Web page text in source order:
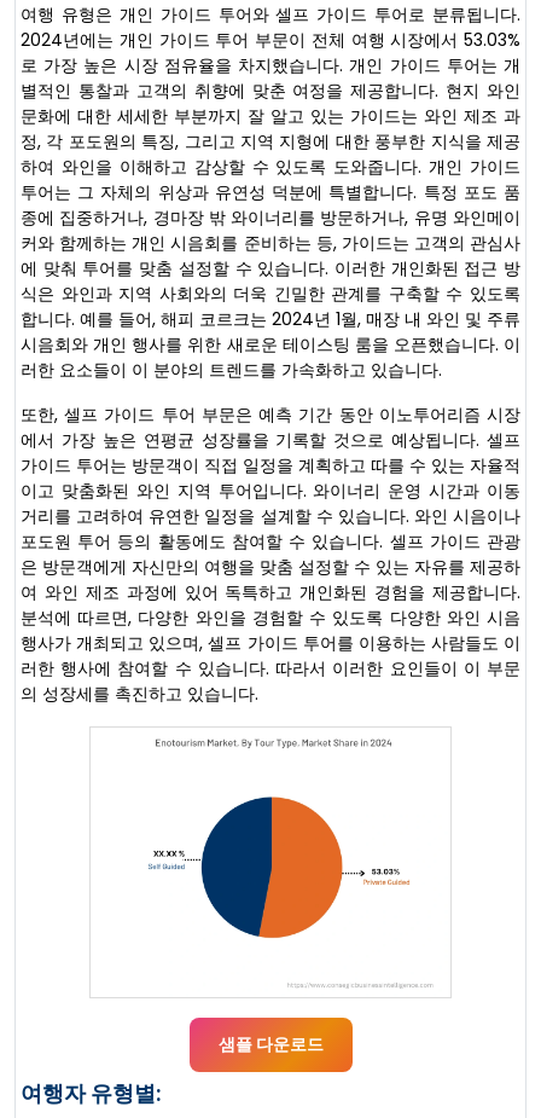
여행 유형은 개인 가이드 투어와 셀프 가이드 투어로 분류됩니다.
2024년에는 개인 가이드 투어 부문이 전체 여행 시장에서 53.03%
로 가장 높은 시장 점유율을 차지했습니다. 개인 가이드 투어는 개
별적인 통찰과 고객의 취향에 맞춘 여정을 제공합니다. 현지 와인
문화에 대한 세세한 부분까지 잘 알고 있는 가이드는 와인 제조 과
정, 각 포도원의 특징, 그리고 지역 지형에 대한 풍부한 지식을 제공
하여 와인을 이해하고 감상할 수 있도록 도와줍니다. 개인 가이드
투어는 그 자체의 위상과 유연성 덕분에 특별합니다. 특정 포도 품
종에 집중하거나, 경마장 밖 와이너리를 방문하거나, 유명 와인메이
커와 함께하는 개인 시음회를 준비하는 등, 가이드는 고객의 관심사
에 맞춰 투어를 맞춤 설정할 수 있습니다. 이러한 개인화된 접근 방
식은 와인과 지역 사회와의 더욱 긴밀한 관계를 구축할 수 있도록
합니다. 예를 들어, 해피 코르크는 2024년 1월, 매장 내 와인 및 주류
시음회와 개인 행사를 위한 새로운 테이스팅 룸을 오픈했습니다. 이
러한 요소들이 이 분야의 트렌드를 가속화하고 있습니다.
또한, 셀프 가이드 투어 부문은 예측 기간 동안 이노투어리즘 시장
에서 가장 높은 연평균 성장률을 기록할 것으로 예상됩니다. 셀프
가이드 투어는 방문객이 직접 일정을 계획하고 따를 수 있는 자율적
이고 맞춤화된 와인 지역 투어입니다. 와이너리 운영 시간과 이동
거리를 고려하여 유연한 일정을 설계할 수 있습니다. 와인 시음이나
포도원 투어 등의 활동에도 참여할 수 있습니다. 셀프 가이드 관광
은 방문객에게 자신만의 여행을 맞춤 설정할 수 있는 자유를 제공하
여 와인 제조 과정에 있어 독특하고 개인화된 경험을 제공합니다.
분석에 따르면, 다양한 와인을 경험할 수 있도록 다양한 와인 시음
행사가 개최되고 있으며, 셀프 가이드 투어를 이용하는 사람들도 이
러한 행사에 참여할 수 있습니다. 따라서 이러한 요인들이 이 부문
의 성장세를 촉진하고 있습니다.
샘플 다운로드
여행자 유형별: